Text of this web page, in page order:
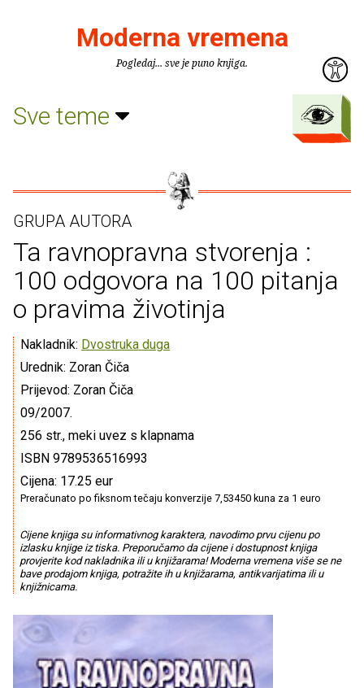
Moderna vremena
Pogledaj... sve je puno knjiga.
Sve teme
GRUPA AUTORA
Ta ravnopravna stvorenja :
100 odgovora na 100 pitanja
o pravima životinja
Nakladnik: Dvostruka duga
Urednik: Zoran Čiča
Prijevod: Zoran Čiča
09/2007.
256 str., meki uvez s klapnama
ISBN 9789536516993
Cijena: 17.25 eur
Preračunato po fiksnom tečaju konverzije 7,53450 kuna za 1 euro
Cijene knjiga su informativnog karaktera, navodimo prvu cijenu po
izlasku knjige iz tiska. Preporučamo da cijene i dostupnost knjiga
provjerite kod nakladnika ili u knjižarama! Moderna vremena više se ne
bave prodajom knjiga, potražite ih u knjižarama, antikvarijatima ili u
knjižnicama.